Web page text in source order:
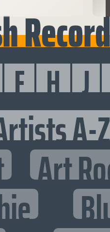
F H J
A-Z
Art